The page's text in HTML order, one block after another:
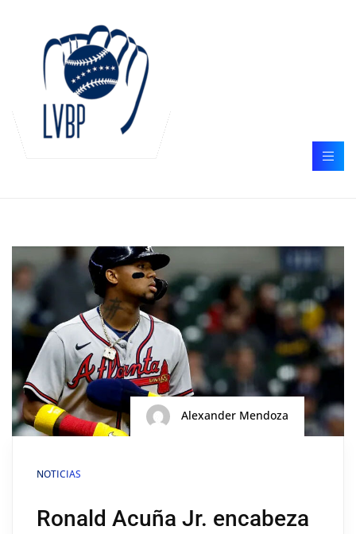
Alexander Mendoza
NOTICIAS
Ronald Acuña Jr. encabeza